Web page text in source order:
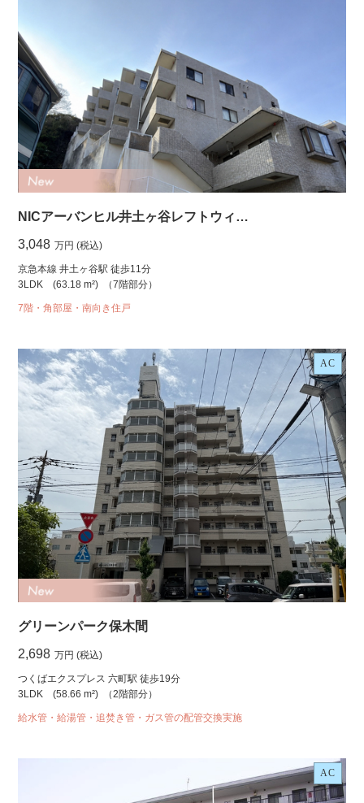
NICアーバンヒル井土ヶ谷レフトウィ…
3,048 万円 (税込)
京急本線 井土ヶ谷駅 徒歩11分
3LDK
(63.18 m²) （7階部分）
7階・角部屋・南向き住戸
AC
グリーンパーク保木間
2,698 万円 (税込)
つくばエクスプレス 六町駅 徒歩19分
3LDK
(58.66 m²) （2階部分）
給水管・給湯管・追焚き管・ガス管の配管交換実施
AC